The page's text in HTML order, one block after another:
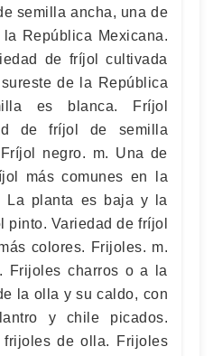
semilla ancha, una de
República Mexicana.
de fríjol cultivada
de la República
es blanca. Fríjol
de fríjol de semilla
negro. m. Una de
más comunes en la
La planta es baja y la
pinto. Variedad de fríjol
colores. Frijoles. m.
Frijoles charros o a la
la olla y su caldo, con
y chile picados.
de olla. Frijoles